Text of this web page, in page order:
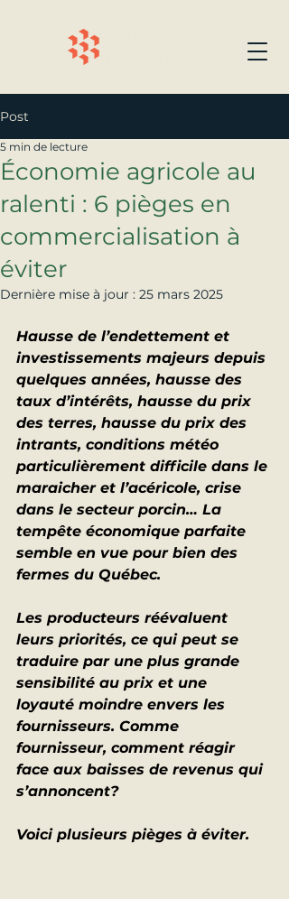
Post
Économie agricole au
ralenti : 6 pièges en
commercialisation à
éviter
5 min de lecture
Dernière mise à jour : 25 mars 2025
Hausse de l’endettement et
investissements majeurs depuis
quelques années, hausse des
taux d’intérêts, hausse du prix
des terres, hausse du prix des
intrants, conditions météo
particulièrement difficile dans le
maraicher et l’acéricole, crise
dans le secteur porcin… La
tempête économique parfaite
semble en vue pour bien des
fermes du Québec.
Les producteurs réévaluent
leurs priorités, ce qui peut se
traduire par une plus grande
sensibilité au prix et une
loyauté moindre envers les
fournisseurs. Comme
fournisseur, comment réagir
face aux baisses de revenus qui
s’annoncent?
Voici plusieurs pièges à éviter.